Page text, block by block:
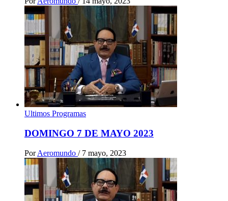
Ultimos Programas
DOMINGO 7 DE MAYO 2023
Por Aeromundo / 7 mayo, 2023